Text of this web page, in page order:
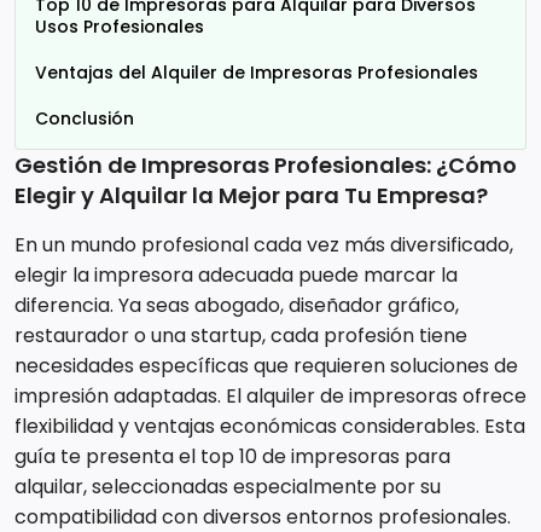
Top 10 de Impresoras para Alquilar para Diversos
Usos Profesionales
Ventajas del Alquiler de Impresoras Profesionales
Conclusión
Gestión de Impresoras Profesionales: ¿Cómo
Elegir y Alquilar la Mejor para Tu Empresa?
En un mundo profesional cada vez más diversificado,
elegir la impresora adecuada puede marcar la
diferencia. Ya seas abogado, diseñador gráfico,
restaurador o una startup, cada profesión tiene
necesidades específicas que requieren soluciones de
impresión adaptadas. El alquiler de impresoras ofrece
flexibilidad y ventajas económicas considerables. Esta
guía te presenta el top 10 de impresoras para
alquilar, seleccionadas especialmente por su
compatibilidad con diversos entornos profesionales.